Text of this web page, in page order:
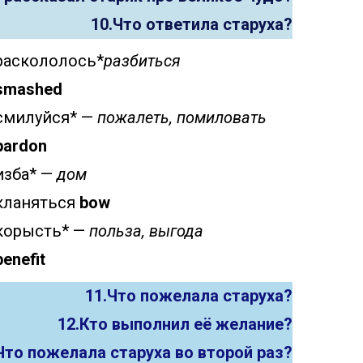
10.Что ответила старуха?
разбиться
— пожалеть, помиловать
—дом
bow
— польза, выгода
11.Что пожелала старуха?
12.Кто выполнил её желание?
пожелала старуха во второй раз?